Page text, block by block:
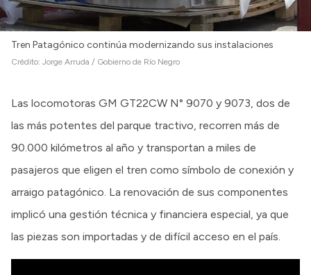
Tren Patagónico continúa modernizando sus instalaciones
Crédito: Jorge Arruda / Gobierno de Río Negro
Las locomotoras GM GT22CW N° 9070 y 9073, dos de
las más potentes del parque tractivo, recorren más de
90.000 kilómetros al año y transportan a miles de
pasajeros que eligen el tren como símbolo de conexión y
arraigo patagónico. La renovación de sus componentes
implicó una gestión técnica y financiera especial, ya que
las piezas son importadas y de difícil acceso en el país.